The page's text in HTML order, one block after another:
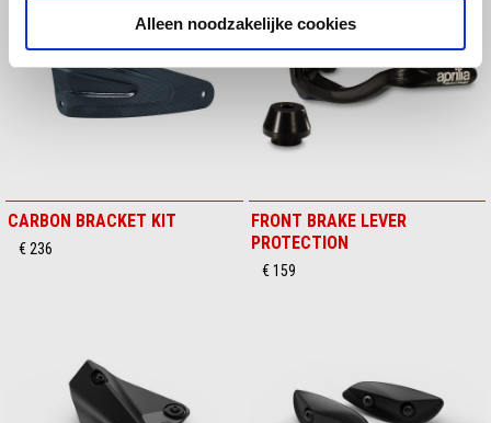
Alleen noodzakelijke cookies
CARBON BRACKET KIT
€ 236
FRONT BRAKE LEVER
PROTECTION
€ 159